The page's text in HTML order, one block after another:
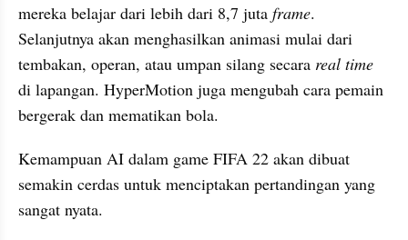
mereka belajar dari lebih dari 8,7 juta frame.
Selanjutnya akan menghasilkan animasi mulai dari
tembakan, operan, atau umpan silang secara
di lapangan. HyperMotion juga mengubah cara pemain
bergerak dan mematikan bola.
Kemampuan AI dalam game FIFA 22 akan dibuat
semakin cerdas untuk menciptakan pertandingan yang
sangat nyata.